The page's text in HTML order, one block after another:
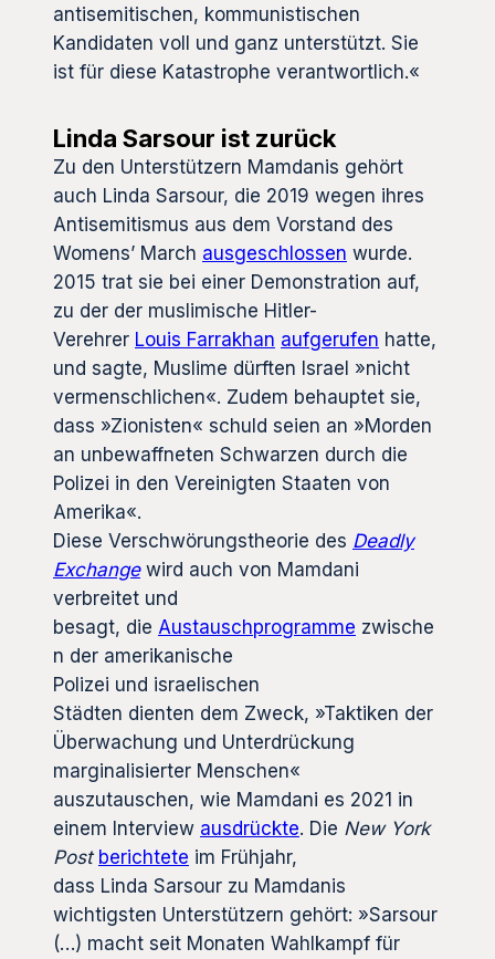
antisemitischen, kommunistischen
Kandidaten voll und ganz unterstützt. Sie
ist für diese Katastrophe verantwortlich.«
Linda Sarsour ist zurück
Zu den Unterstützern Mamdanis gehört
auch Linda Sarsour, die 2019 wegen ihres
Antisemitismus aus dem Vorstand des
Womens’ March ausgeschlossen wurde.
2015 trat sie bei einer Demonstration auf,
zu der der muslimische Hitler-
Verehrer Louis Farrakhan aufgerufen hatte,
und sagte, Muslime dürften Israel »nicht
vermenschlichen«. Zudem behauptet sie,
dass »Zionisten« schuld seien an »Morden
an unbewaffneten Schwarzen durch die
Polizei in den Vereinigten Staaten von
Amerika«.
Diese Verschwörungstheorie des Deadly
Exchangewird auch von Mamdani
verbreitet und
besagt, die Austauschprogramme zwische
n der amerikanische
Polizei und israelischen
Städten dienten dem Zweck, »Taktiken der
Überwachung und Unterdrückung
marginalisierter Menschen«
auszutauschen, wie Mamdani es 2021 in
einem Interview ausdrückte. Die New York
Post berichtete im Frühjahr,
dass Linda Sarsour zu Mamdanis
wichtigsten Unterstützern gehört: »Sarsour
(…) macht seit Monaten Wahlkampf für